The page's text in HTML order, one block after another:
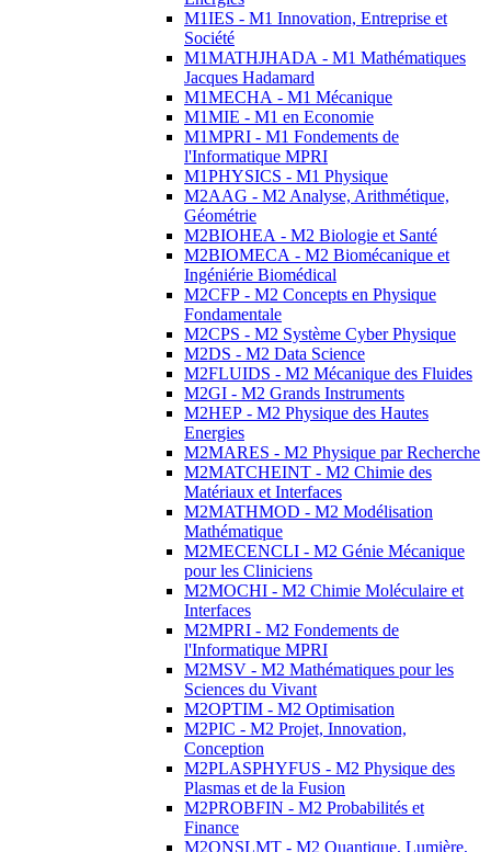
M1IES - M1 Innovation, Entreprise et
Société
M1MATHJHADA - M1 Mathématiques
Jacques Hadamard
M1MECHA - M1 Mécanique
M1MIE - M1 en Economie
M1MPRI - M1 Fondements de
l'Informatique MPRI
M1PHYSICS - M1 Physique
M2AAG - M2 Analyse, Arithmétique,
Géométrie
M2BIOHEA - M2 Biologie et Santé
M2BIOMECA - M2 Biomécanique et
Ingéniérie Biomédical
M2CFP - M2 Concepts en Physique
Fondamentale
M2CPS - M2 Système Cyber Physique
M2DS - M2 Data Science
M2FLUIDS - M2 Mécanique des Fluides
M2GI - M2 Grands Instruments
M2HEP - M2 Physique des Hautes
Energies
M2MARES - M2 Physique par Recherche
M2MATCHEINT - M2 Chimie des
Matériaux et Interfaces
M2MATHMOD - M2 Modélisation
Mathématique
M2MECENCLI - M2 Génie Mécanique
pour les Cliniciens
M2MOCHI - M2 Chimie Moléculaire et
Interfaces
M2MPRI - M2 Fondements de
l'Informatique MPRI
M2MSV - M2 Mathématiques pour les
Sciences du Vivant
M2OPTIM - M2 Optimisation
M2PIC - M2 Projet, Innovation,
Conception
M2PLASPHYFUS - M2 Physique des
Plasmas et de la Fusion
M2PROBFIN - M2 Probabilités et
Finance
M2QNSLMT - M2 Quantique, Lumière,